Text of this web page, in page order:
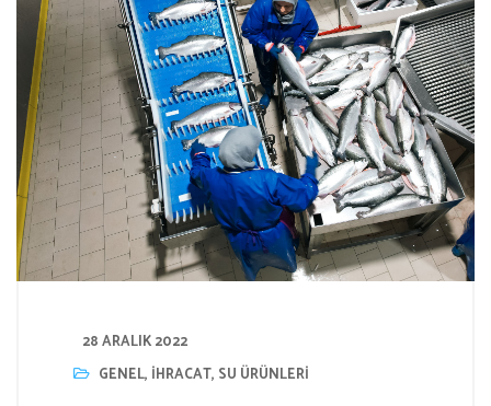
28 ARALIK 2022
GENEL, IHRACAT, SU ÜRÜNLERI